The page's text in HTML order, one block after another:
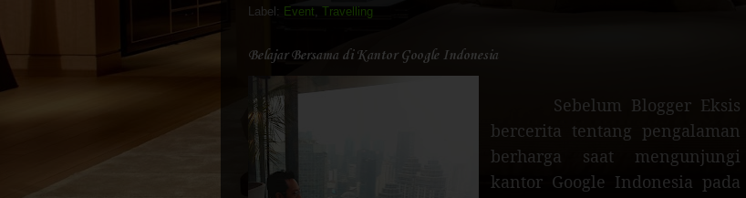
Label: Event, Travelling
Belajar Bersama di Kantor Google Indonesia
Sebelum Blogger Eksis
bercerita tentang pengalaman
berharga saat mengunjungi
kantor Google Indonesia pada